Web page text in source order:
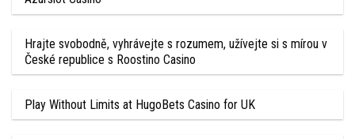
Hrajte svobodně, vyhrávejte s rozumem, užívejte si s mírou v
České republice s Roostino Casino
Play Without Limits at HugoBets Casino for UK